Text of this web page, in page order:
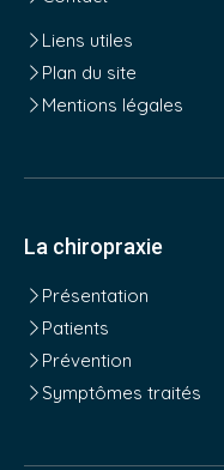
Liens utiles
Plan du site
Mentions légales
La chiropraxie
Présentation
Patients
Prévention
Symptômes traités